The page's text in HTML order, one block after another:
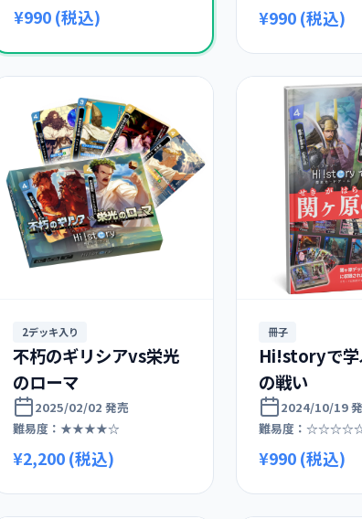
¥990 (税込) ¥990 (税込)
2デッキ入り
不朽のギリシアvs栄光
のローマ
2025/02/02 発売
難易度：★★★★☆
¥2,200 (税込)
冊子
Hi!storyで学
の戦い
2024/10/19
難易度：
¥990 (税込)